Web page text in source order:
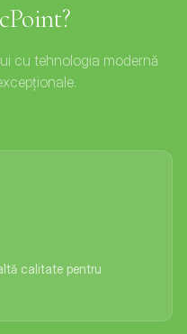
cu tehnologia modernă
calitate pentru